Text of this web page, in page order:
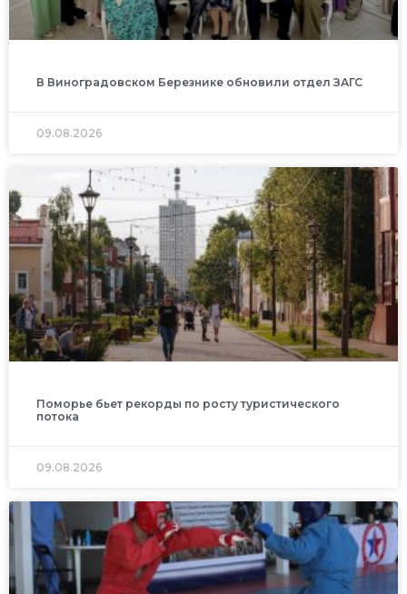
В Виноградовском Березнике обновили отдел ЗАГС
09.08.2026
Поморье бьет рекорды по росту туристического
потока
09.08.2026